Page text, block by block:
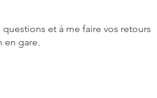
questions et à me faire vos retours
en gare.